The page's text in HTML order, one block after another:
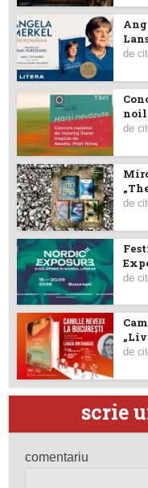
de
de
de
de
de
scrie
comentariu